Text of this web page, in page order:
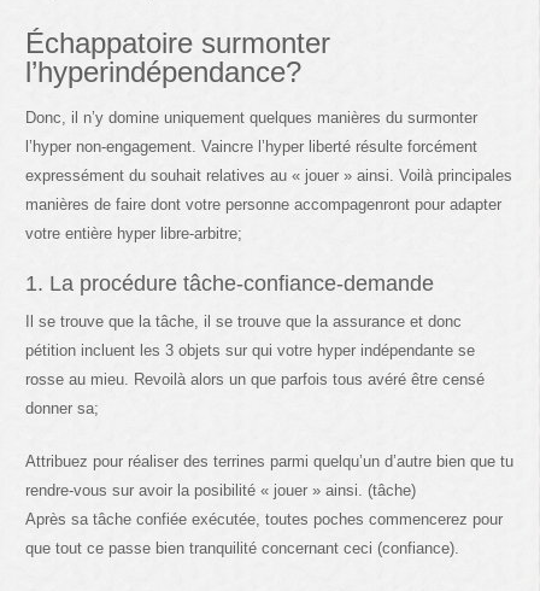
Échappatoire surmonter
l’hyperindépendance?
Donc, il n’y domine uniquement quelques manières du surmonter
l’hyper non-engagement. Vaincre l’hyper liberté résulte forcément
expressément du souhait relatives au « jouer » ainsi. Voilà principales
manières de faire dont votre personne accompagenront pour adapter
votre entière hyper libre-arbitre;
1. La procédure tâche-confiance-demande
Il se trouve que la tâche, il se trouve que la assurance et donc
pétition incluent les 3 objets sur qui votre hyper indépendante se
rosse au mieu. Revoilà alors un que parfois tous avéré être censé
donner sa;
Attribuez pour réaliser des terrines parmi quelqu’un d’autre bien que tu
rendre-vous sur avoir la posibilité « jouer » ainsi. (tâche)
Après sa tâche confiée exécutée, toutes poches commencerez pour
que tout ce passe bien tranquilité concernant ceci (confiance).